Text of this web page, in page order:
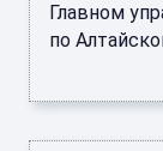
Главном
по